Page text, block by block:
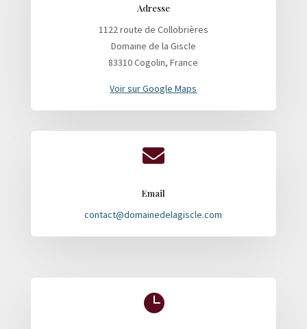
Adresse
1122 route de Collobrières
Domaine de la Giscle
83310 Cogolin, France
Voir sur Google Maps

Email
contact@domainedelagiscle.com
